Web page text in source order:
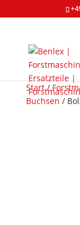
Start/
Buchsen /